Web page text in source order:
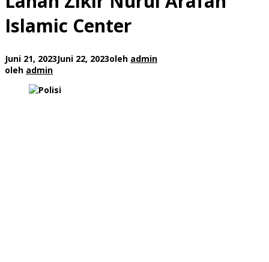
Islamic Center
Juni 21, 2023Juni 22, 2023oleh admin
oleh admin